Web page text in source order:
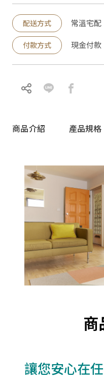
配送方式 常溫宅配
付款方式 現金付款
商品介紹 產品規格
商
讓您安心在